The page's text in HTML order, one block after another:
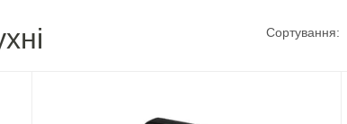
Сортування: